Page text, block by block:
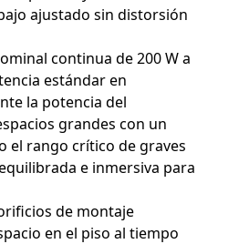
ajustado sin distorsión
continua de 200 W a
estándar en
la potencia del
grandes con un
el rango crítico de graves
e inmersiva para
de montaje
en el piso al tiempo